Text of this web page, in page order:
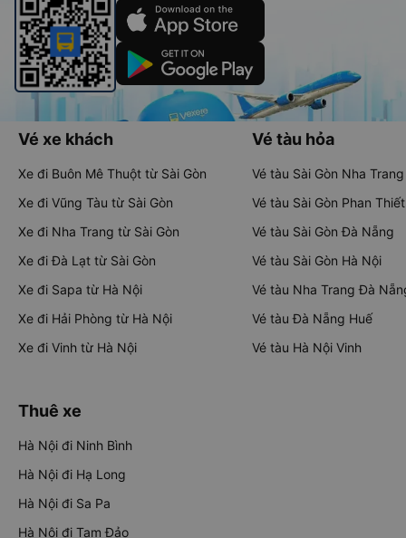
Vé xe khách
Xe đi Buôn Mê Thuột từ Sài Gòn
Xe đi Vũng Tàu từ Sài Gòn
Xe đi Nha Trang từ Sài Gòn
Xe đi Đà Lạt từ Sài Gòn
Xe đi Sapa từ Hà Nội
Xe đi Hải Phòng từ Hà Nội
Xe đi Vinh từ Hà Nội
Vé tàu hỏa
Vé tàu Sài Gòn Nha Trang
Vé tàu Sài Gòn Phan Thiết
Vé tàu Sài Gòn Đà Nẵng
Vé tàu Sài Gòn Hà Nội
Vé tàu Nha Trang Đà
Vé tàu Đà Nẵng Huế
Vé tàu Hà Nội Vinh
Thuê xe
Hà Nội đi Ninh Bình
Hà Nội đi Hạ Long
Hà Nội đi Sa Pa
Hà Nội đi Tam Đảo